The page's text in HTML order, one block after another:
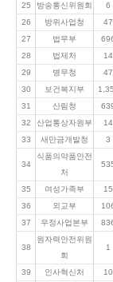
25 방송통신위원회 6
26
방위사업청 47
27
법무부
28
법제처 14
29
병무청 47
30
보건복지부
31
산림청
32
산업통상자원부 14
33
새만금개발청 3
34
식품의약품안전
처
35 여성가족부 15
36
외교부
37
우정사업본부
38
원자력안전위원
회
1
39 인사혁신처 10